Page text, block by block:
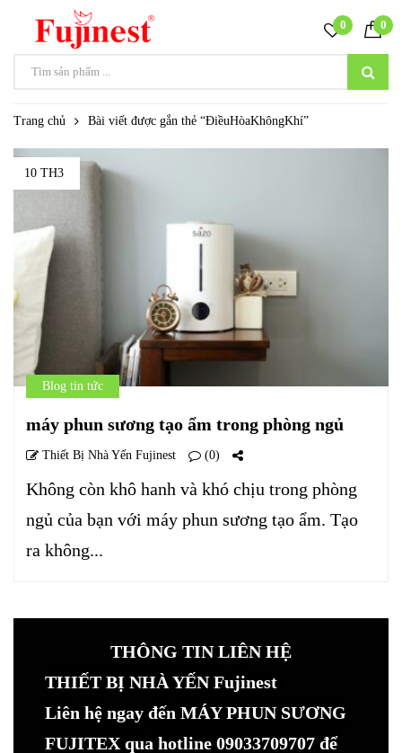
0 0
Trang chủ Bài viết được gắn thẻ “ĐiềuHòaKhôngKhí”
10 TH3
Blog tin tức
máy phun sương tạo ẩm trong phòng ngủ
Thiết Bị Nhà Yến Fujinest (0)
Không còn khô hanh và khó chịu trong phòng
ngủ của bạn với máy phun sương tạo ẩm. Tạo
ra không...
THÔNG TIN LIÊN HỆ
THIẾT BỊ NHÀ YẾN Fujinest
Liên hệ ngay đến MÁY PHUN SƯƠNG
FUJITEX qua hotline 09033709707 để